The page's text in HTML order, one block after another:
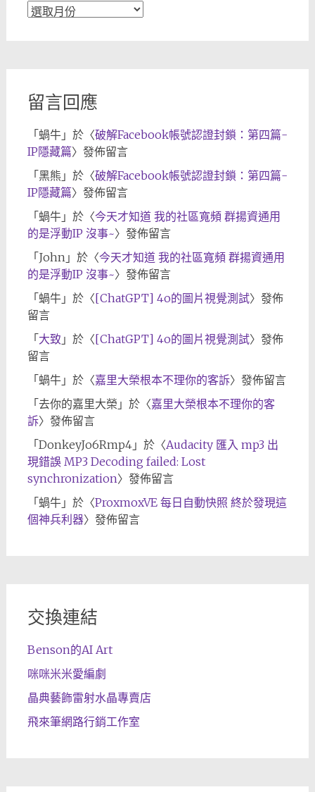
文
留言回應
「蝸牛」於〈破解Facebook帳號認證封鎖：第四篇-
IP隱藏篇〉發佈留言
「黑熊 」於〈破解Facebook帳號認證封鎖：第四篇-
IP隱藏篇〉發佈留言
「蝸牛」於〈今天才知道 我的社區寬頻 群揚資通用
的是浮動IP 沒事~〉發佈留言
「John 」於〈今天才知道 我的社區寬頻 群揚資通用
的是浮動IP 沒事~〉發佈留言
「蝸牛」於〈[ChatGPT] 4o的圖片視覺測試〉發佈
留言
「大致 」於〈[ChatGPT] 4o的圖片視覺測試〉發佈
留言
「蝸牛」於〈嘉里大榮根本不理你的客訴〉發佈留言
「去你的嘉里大榮 」於〈嘉里大榮根本不理你的客
訴〉發佈留言
「DonkeyJo6Rmp4」於〈Audacity 匯入 mp3 出
現錯誤 MP3 Decoding failed: Lost
synchronization〉發佈留言
「蝸牛」於〈ProxmoxVE 每日自動快照 終於發現這
個神兵利器〉發佈留言
交換連結
Benson的AI Art
咪咪米米愛編劇
晶典藝飾雷射水晶專賣店
飛來筆網路行銷工作室